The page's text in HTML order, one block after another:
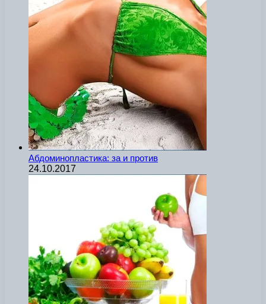
Абдоминопластика: за и против
24.10.2017